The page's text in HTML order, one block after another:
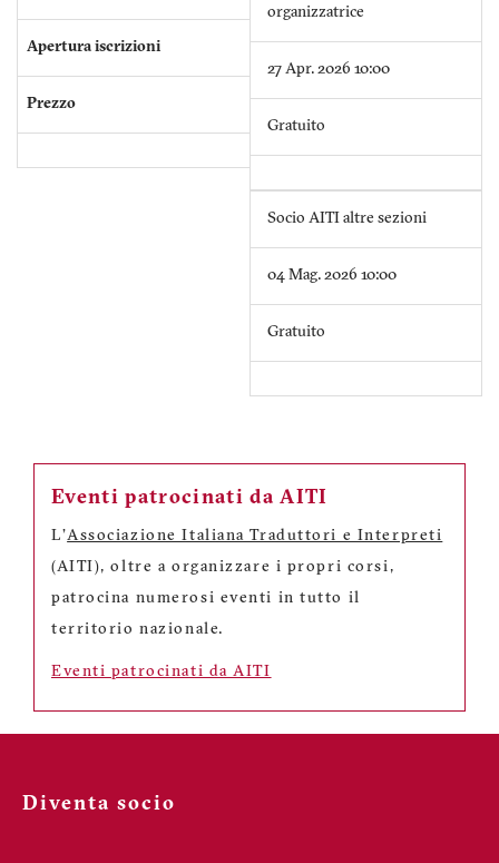
Apertura iscrizioni
Prezzo
organizzatrice
27 Apr. 2026 10:00
Gratuito
Socio AITI altre sezioni
04 Mag. 2026 10:00
Gratuito
Eventi patrocinati da AITI
L'Associazione Italiana Traduttori e Interpreti
(AITI), oltre a organizzare i propri corsi,
patrocina numerosi eventi in tutto il
territorio nazionale.
Eventi patrocinati da AITI
Diventa socio